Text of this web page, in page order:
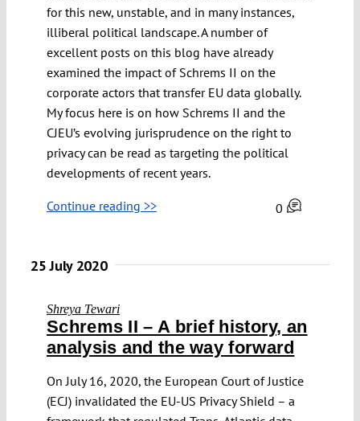
for this new, unstable, and in many instances,
illiberal political landscape. A number of
excellent posts on this blog have already
examined the impact of Schrems II on the
corporate actors that transfer EU data globally.
My focus here is on how Schrems II and the
CJEU’s evolving jurisprudence on the right to
privacy can be read as targeting the political
developments of recent years.
Continue reading >> 0
25 July 2020
Shreya Tewari
Schrems II – A brief history, an
analysis and the way forward
On July 16, 2020, the European Court of Justice
(ECJ) invalidated the EU-US Privacy Shield – a